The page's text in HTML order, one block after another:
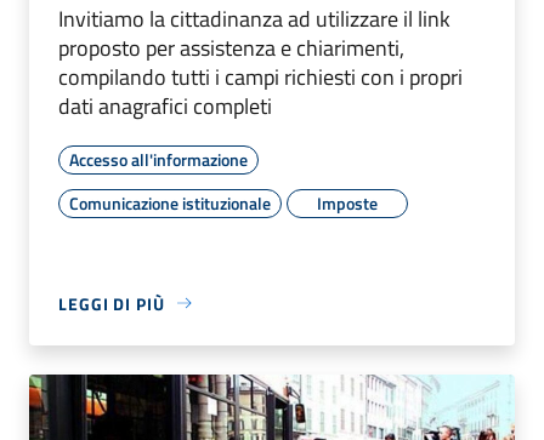
Invitiamo la cittadinanza ad utilizzare il link
proposto per assistenza e chiarimenti,
compilando tutti i campi richiesti con i propri
dati anagrafici completi
Accesso all'informazione
Comunicazione istituzionale
Imposte
LEGGI DI PIÙ